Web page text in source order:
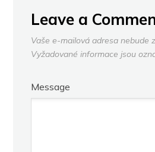
Leave a
Vaše e-mailová adresa nebude
Vyžadované informace jsou
Message